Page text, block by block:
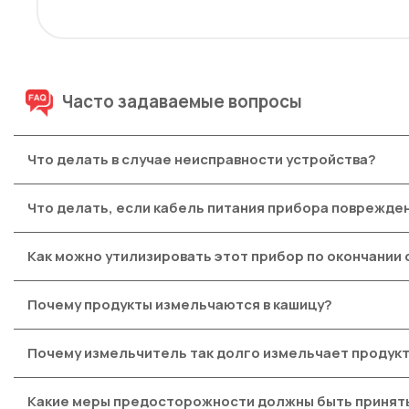
Часто задаваемые вопросы
Что делать в случае неисправности устройства?
другое устройство. Если прибор не заработал, не
Что делать, если кабель питания прибора
Как можно утилизировать этот прибор по окончании
Почему продукты измельчаются в кашицу?
Почему измельчитель так долго измельчает
Какие меры предосторожности должны быть